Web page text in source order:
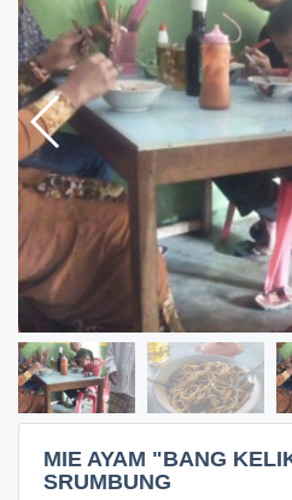
MIE AYAM "BANG
SRUMBUNG